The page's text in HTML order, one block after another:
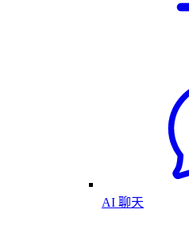
AI 聊天